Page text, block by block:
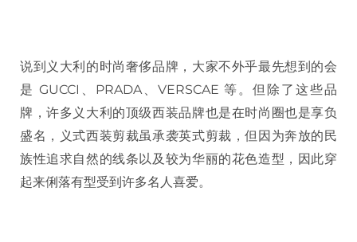
说到义大利的时尚奢侈品牌，大家不外乎最先想到的会
是 GUCCI、PRADA、VERSCAE 等。但除了这些品
牌，许多义大利的顶级西装品牌也是在时尚圈也是享负
盛名，义式西装剪裁虽承袭英式剪裁，但因为奔放的民
族性追求自然的线条以及较为华丽的花色造型，因此穿
起来俐落有型受到许多名人喜爱。